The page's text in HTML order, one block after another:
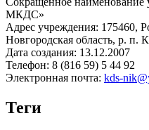
МКДС»
Адрес учреждения: 175460,
Новгородская область, р. п.
Дата создания: 13.12.2007
Телефон: 8 (816 59) 5 44 92
Электронная почта: kds-
Теги